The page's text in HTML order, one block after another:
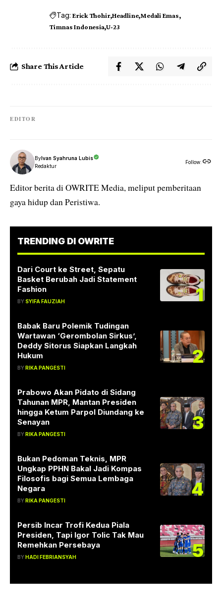
Tag: Erick Thohir Headline Medali Emas
Timnas Indonesia U-23
Share This Article
EDITOR
ByIvan Syahruna Lubis
Redaktur
Follow:
Editor berita di OWRITE Media, meliput pemberitaan
gaya hidup dan Peristiwa.
TRENDING DI OWRITE
Dari Court ke Street, Sepatu
Basket Berubah Jadi Statement
Fashion
BY SYIFA FAUZIAH 1
Babak Baru Polemik Tudingan
Wartawan ‘Gerombolan Sirkus’,
Deddy Sitorus Siapkan Langkah
Hukum
BYRIKA PANGESTI
2
Prabowo Akan Pidato di Sidang
Tahunan MPR, Mantan Presiden
hingga Ketum Parpol Diundang ke
Senayan
BYRIKA PANGESTI
3
Bukan Pedoman Teknis, MPR
Ungkap PPHN Bakal Jadi Kompas
Filosofis bagi Semua Lembaga
Negara
BYRIKA PANGESTI
4
Persib Incar Trofi Kedua Piala
Presiden, Tapi Igor Tolic Tak Mau
Remehkan Persebaya
BYHADI FEBRIANSYAH 5